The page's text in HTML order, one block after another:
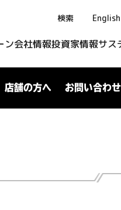
検索 English
ン会社情報投資家情報サス
店舗の方へ お問い合わせ